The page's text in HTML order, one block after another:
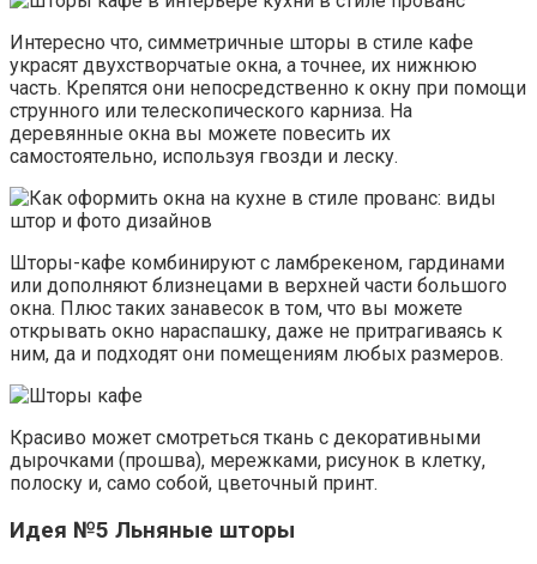
Интересно что, симметричные шторы в стиле кафе
украсят двухстворчатые окна, а точнее, их нижнюю
часть. Крепятся они непосредственно к окну при помощи
струнного или телескопического карниза. На
деревянные окна вы можете повесить их
самостоятельно, используя гвозди и леску.
Шторы-кафе комбинируют с ламбрекеном, гардинами
или дополняют близнецами в верхней части большого
окна. Плюс таких занавесок в том, что вы можете
открывать окно нараспашку, даже не притрагиваясь к
ним, да и подходят они помещениям любых размеров.
Красиво может смотреться ткань с декоративными
дырочками (прошва), мережками, рисунок в клетку,
полоску и, само собой, цветочный принт.
Идея №5 Льняные шторы